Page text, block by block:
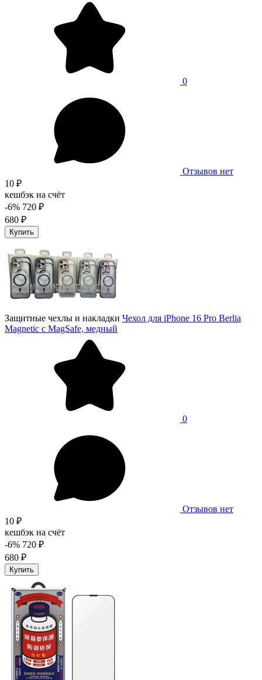
0
Отзывов нет
10 ₽
кешбэк на счёт
-6% 720 ₽
680 ₽
Купить
Защитные чехлы и накладки Чехол для iPhone 16 Pro Berlia
Magnetic с MagSafe, медный
0
Отзывов нет
10 ₽
кешбэк на счёт
-6% 720 ₽
680 ₽
Купить